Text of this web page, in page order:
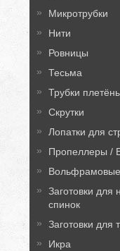
Микротрубки
Нити
Ровницы
Тесьма
Трубки
Скрутки
Лопатки для
Пропеллеры /
Вольфрамовые
Заготовки для
спинок
Заготовки для
Икра